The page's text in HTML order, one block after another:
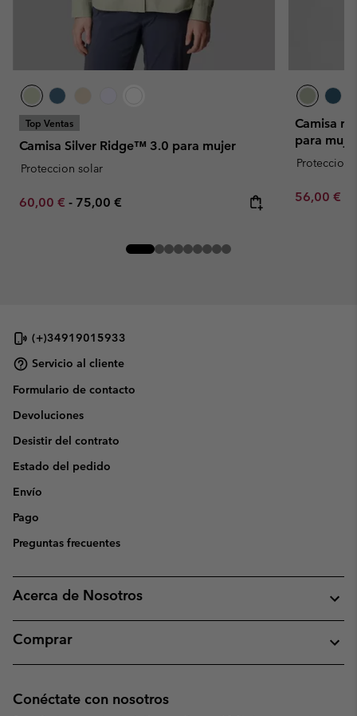
Top Ventas
Camisa Silver Ridge™ 3.0 para mujer
Proteccion solar
Minimum sale price:
60,00 € - Maximum price:
75,00 €
Camisa
para
Proteccion
Minimum
56,00 €
(+)34919015933
Servicio al cliente
Formulario de contacto
Devoluciones
Desistir del contrato
Estado del pedido
Envío
Pago
Preguntas frecuentes
Acerca de Nosotros
Comprar
Conéctate con nosotros